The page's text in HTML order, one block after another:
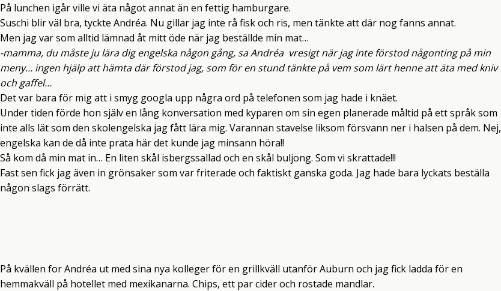
På lunchen igår ville vi äta något annat än en fettig hamburgare.
Suschi blir väl bra, tyckte Andréa. Nu gillar jag inte rå fisk och ris, men tänkte att där nog fanns annat.
Men jag var som alltid lämnad åt mitt öde när jag beställde min mat…
-mamma, du måste ju lära dig engelska någon gång, sa Andréa vresigt när jag inte förstod någonting på min
meny… ingen hjälp att hämta där förstod jag, som för en stund tänkte på vem som lärt henne att äta med kniv
och gaffel…
Det var bara för mig att i smyg googla upp några ord på telefonen som jag hade i knäet.
Under tiden förde hon själv en lång konversation med kyparen om sin egen planerade måltid på ett språk som
inte alls lät som den skolengelska jag fått lära mig. Varannan stavelse liksom försvann ner i halsen på dem. Nej,
engelska kan de då inte prata här det kunde jag minsann höra!!
Så kom då min mat in… En liten skål isbergssallad och en skål buljong. Som vi skrattade!!!
Fast sen fick jag även in grönsaker som var friterade och faktiskt ganska goda. Jag hade bara lyckats beställa
någon slags förrätt.
På kvällen for Andréa ut med sina nya kolleger för en grillkväll utanför Auburn och jag fick ladda för en
hemmakväll på hotellet med mexikanarna. Chips, ett par cider och rostade mandlar.